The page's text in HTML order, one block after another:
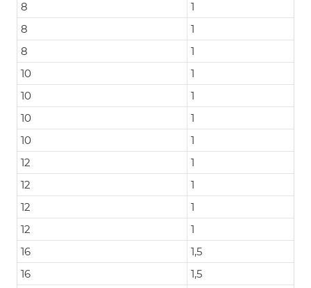
8
1
8
1
8
1
10
1
10
1
10
1
10
1
12
1
12
1
12
1
12
1
16
1,5
16
1,5